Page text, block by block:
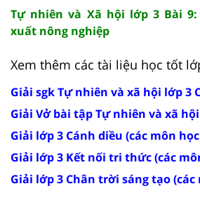
Tự nhiên và Xã hội lớp 3 Bài
xuất nông nghiệp
Xem thêm các tài liệu học tốt
Giải sgk Tự nhiên và xã hội lớp 3
Giải Vở bài tập Tự nhiên và xã
Giải lớp 3 Cánh diều (các môn
Giải lớp 3 Kết nối tri thức (các
Giải lớp 3 Chân trời sáng tạo (các